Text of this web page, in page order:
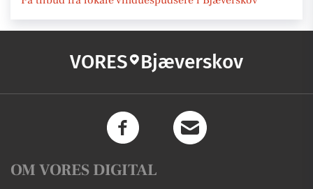
VORES Bjæverskov
OM VORES DIGITAL